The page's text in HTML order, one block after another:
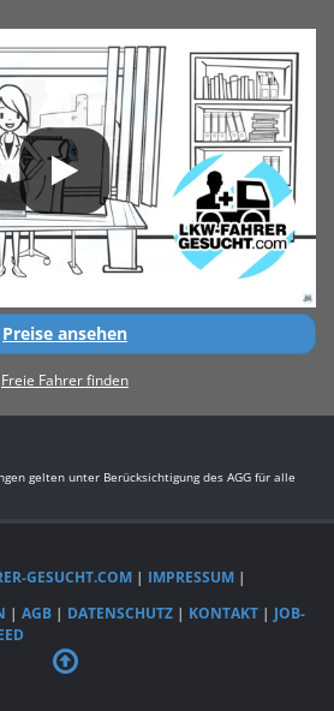
Preise ansehen
Freie Fahrer finden
gelten unter Berücksichtigung des AGG für alle
GESUCHT.COM | IMPRESSUM |
| AGB | DATENSCHUTZ | KONTAKT | JOB-